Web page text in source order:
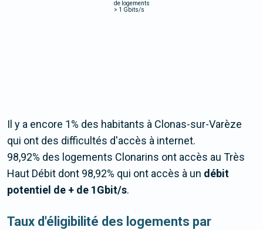
de logements
> 1 Gbits/s
Il y a encore 1% des habitants à Clonas-sur-Varèze
qui ont des difficultés d'accès à internet.
98,92% des logements Clonarins ont accès au Très
Haut Débit dont 98,92% qui ont accès à un débit
potentiel de + de 1Gbit/s.
Taux d'éligibilité des logements par